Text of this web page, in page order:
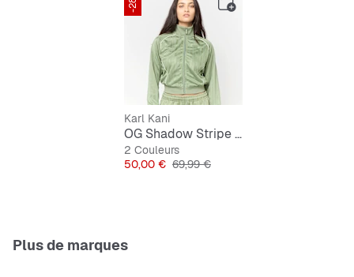
Karl Kani
OG Shadow Stripe Cropped Trackjacket
2 Couleurs
Prix
50,00 € Prix original
69,99 €
Plus de marques